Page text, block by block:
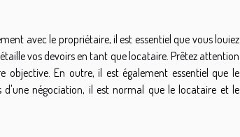
avec le propriétaire, il est essentiel que vous louiez
vos devoirs en tant que locataire. Prêtez attention
objective. En outre, il est également essentiel que le
négociation, il est normal que le locataire et le